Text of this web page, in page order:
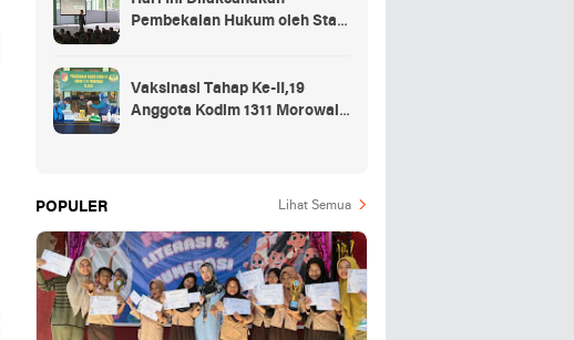
Pembekalan Hukum oleh Staf
Kostrad
Vaksinasi Tahap Ke-II,19
Anggota Kodim 1311 Morowali
POPULER Lihat Semua